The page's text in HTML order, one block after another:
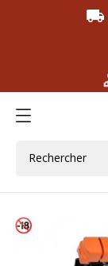
local_shipping